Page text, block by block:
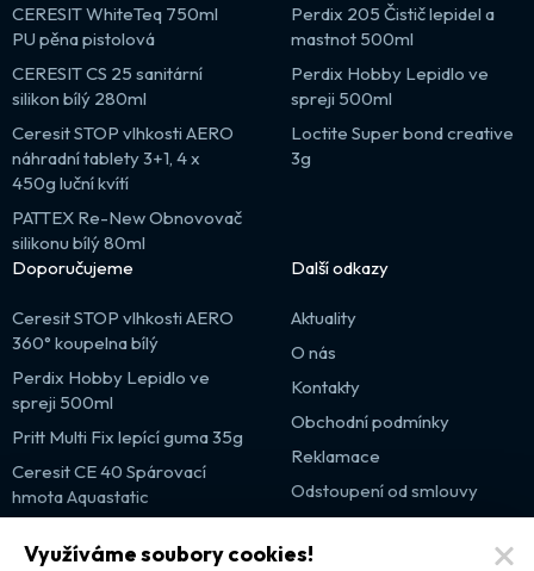
CERESIT WhiteTeq 750ml
PU pěna pistolová
CERESIT CS 25 sanitární
silikon bílý 280ml
Ceresit STOP vlhkosti AERO
náhradní tablety 3+1, 4 x
450g luční kvítí
PATTEX Re-New Obnovovač
silikonu bílý 80ml
Perdix 205 Čistič lepidel a
mastnot 500ml
Perdix Hobby Lepidlo ve
spreji 500ml
Loctite Super bond creative
3g
Doporučujeme
Ceresit STOP vlhkosti AERO
360° koupelna bílý
Perdix Hobby Lepidlo ve
spreji 500ml
Pritt Multi Fix lepící guma 35g
Ceresit CE 40 Spárovací
hmota Aquastatic
Další odkazy
Aktuality
O nás
Kontakty
Obchodní podmínky
Reklamace
Odstoupení od smlouvy
Výprodej
Využíváme soubory cookies!